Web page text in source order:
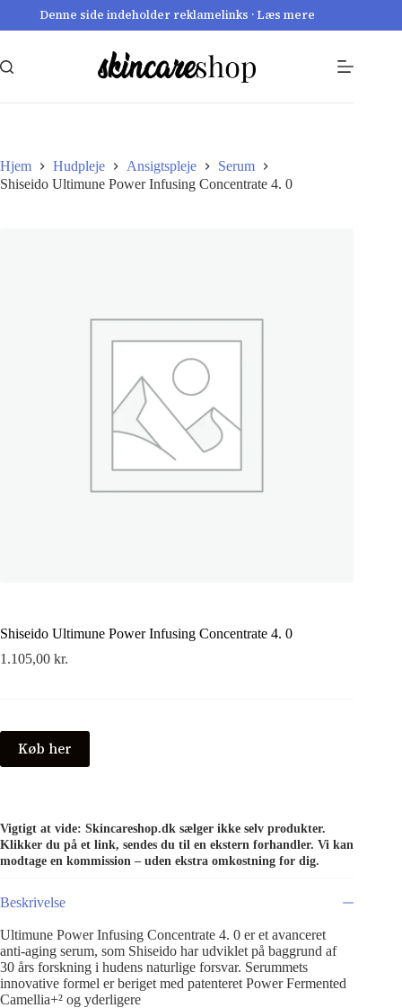
Denne side indeholder reklamelinks · Læs mere
Hjem Hudpleje Ansigtspleje
Serum
Shiseido Ultimune Power Infusing Concentrate 4. 0
Shiseido Ultimune Power Infusing Concentrate 4. 0
1.105,00 kr.
Køb her
Vigtigt at vide: Skincareshop.dk sælger ikke selv produkter.
Klikker du på et link, sendes du til en ekstern forhandler. Vi kan
modtage en kommission – uden ekstra omkostning for dig.
Beskrivelse
Ultimune Power Infusing Concentrate 4. 0 er et avanceret
anti-aging serum, som Shiseido har udviklet på baggrund af
30 års forskning i hudens naturlige forsvar. Serummets
innovative formel er beriget med patenteret Power Fermented
Camellia+² og yderligere